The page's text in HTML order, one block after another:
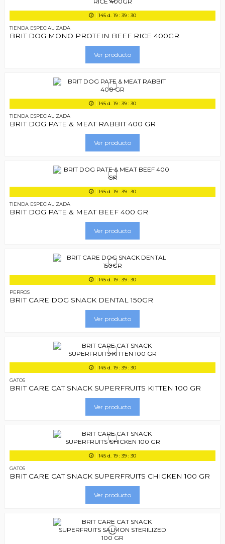
145 d. 19 :39 :29
TIENDA ESPECIALIZADA
BRIT DOG MONO PROTEIN BEEF RICE 400GR
Ver producto
145 d. 19 :39 :29
TIENDA ESPECIALIZADA
BRIT DOG PATE & MEAT RABBIT 400 GR
Ver producto
145 d. 19 :39 :29
TIENDA ESPECIALIZADA
BRIT DOG PATE & MEAT BEEF 400 GR
Ver producto
145 d. 19 :39 :29
PERROS
BRIT CARE DOG SNACK DENTAL 150GR
Ver producto
145 d. 19 :39 :29
GATOS
BRIT CARE CAT SNACK SUPERFRUITS KITTEN 100 GR
Ver producto
145 d. 19 :39 :29
GATOS
BRIT CARE CAT SNACK SUPERFRUITS CHICKEN 100 GR
Ver producto